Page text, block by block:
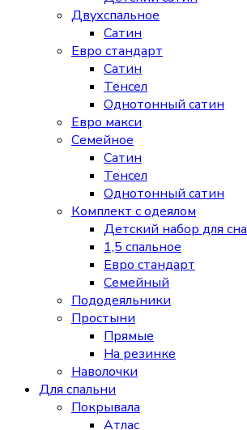
Двухспальное
Сатин
Евро стандарт
Сатин
Тенсел
Однотонный сатин
Евро макси
Семейное
Сатин
Тенсел
Однотонный сатин
Комплект с одеялом
Детский набор для сна
1,5 спальное
Евро стандарт
Семейный
Пододеяльники
Простыни
Прямые
На резинке
Наволочки
Для спальни
Покрывала
Атлас